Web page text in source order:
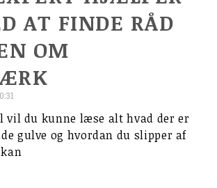
AT FINDE RÅD
OM
vil du kunne læse alt hvad der er
gulve og hvordan du slipper af